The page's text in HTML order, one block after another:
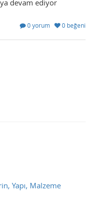
devam ediyor
0 yorum
0 beğeni
Yapı, Malzeme